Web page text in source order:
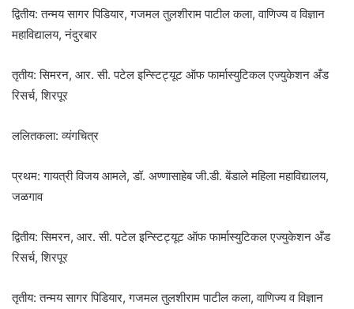
द्वितीय: तन्‍मय सागर पिडियार, गजमल तुलशीराम पाटील कला, वाणिज्य व विज्ञान
महाविद्यालय, नंदुरबार
तृतीय: सिमरन, आर. सी. पटेल इन्स्टिट्यूट ऑफ फार्मास्युटिकल एज्युकेशन अँड
रिसर्च, शिरपूर
ललितकला: व्यंगचित्र
प्रथम: गायत्री विजय आमले, डॉ. अण्णासाहेब जी.डी. बेंडाले महिला महाविद्यालय,
जळगाव
द्वितीय: सिमरन, आर. सी. पटेल इन्स्टिट्यूट ऑफ फार्मास्युटिकल एज्युकेशन अँड
रिसर्च, शिरपूर
तृतीय: तन्‍मय सागर पिडियार, गजमल तुलशीराम पाटील कला, वाणिज्य व विज्ञान